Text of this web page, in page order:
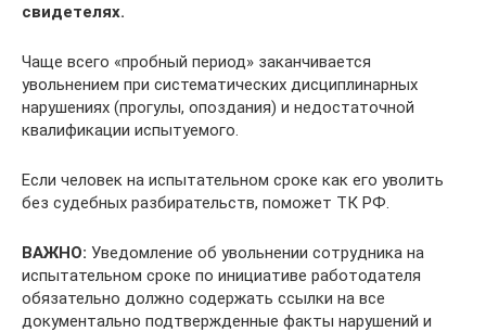
свидетелях.
Чаще всего «пробный период» заканчивается
увольнением при систематических дисциплинарных
нарушениях (прогулы, опоздания) и недостаточной
квалификации испытуемого.
Если человек на испытательном сроке как его уволить
без судебных разбирательств, поможет ТК РФ.
ВАЖНО: Уведомление об увольнении сотрудника на
испытательном сроке по инициативе работодателя
обязательно должно содержать ссылки на все
документально подтвержденные факты нарушений и